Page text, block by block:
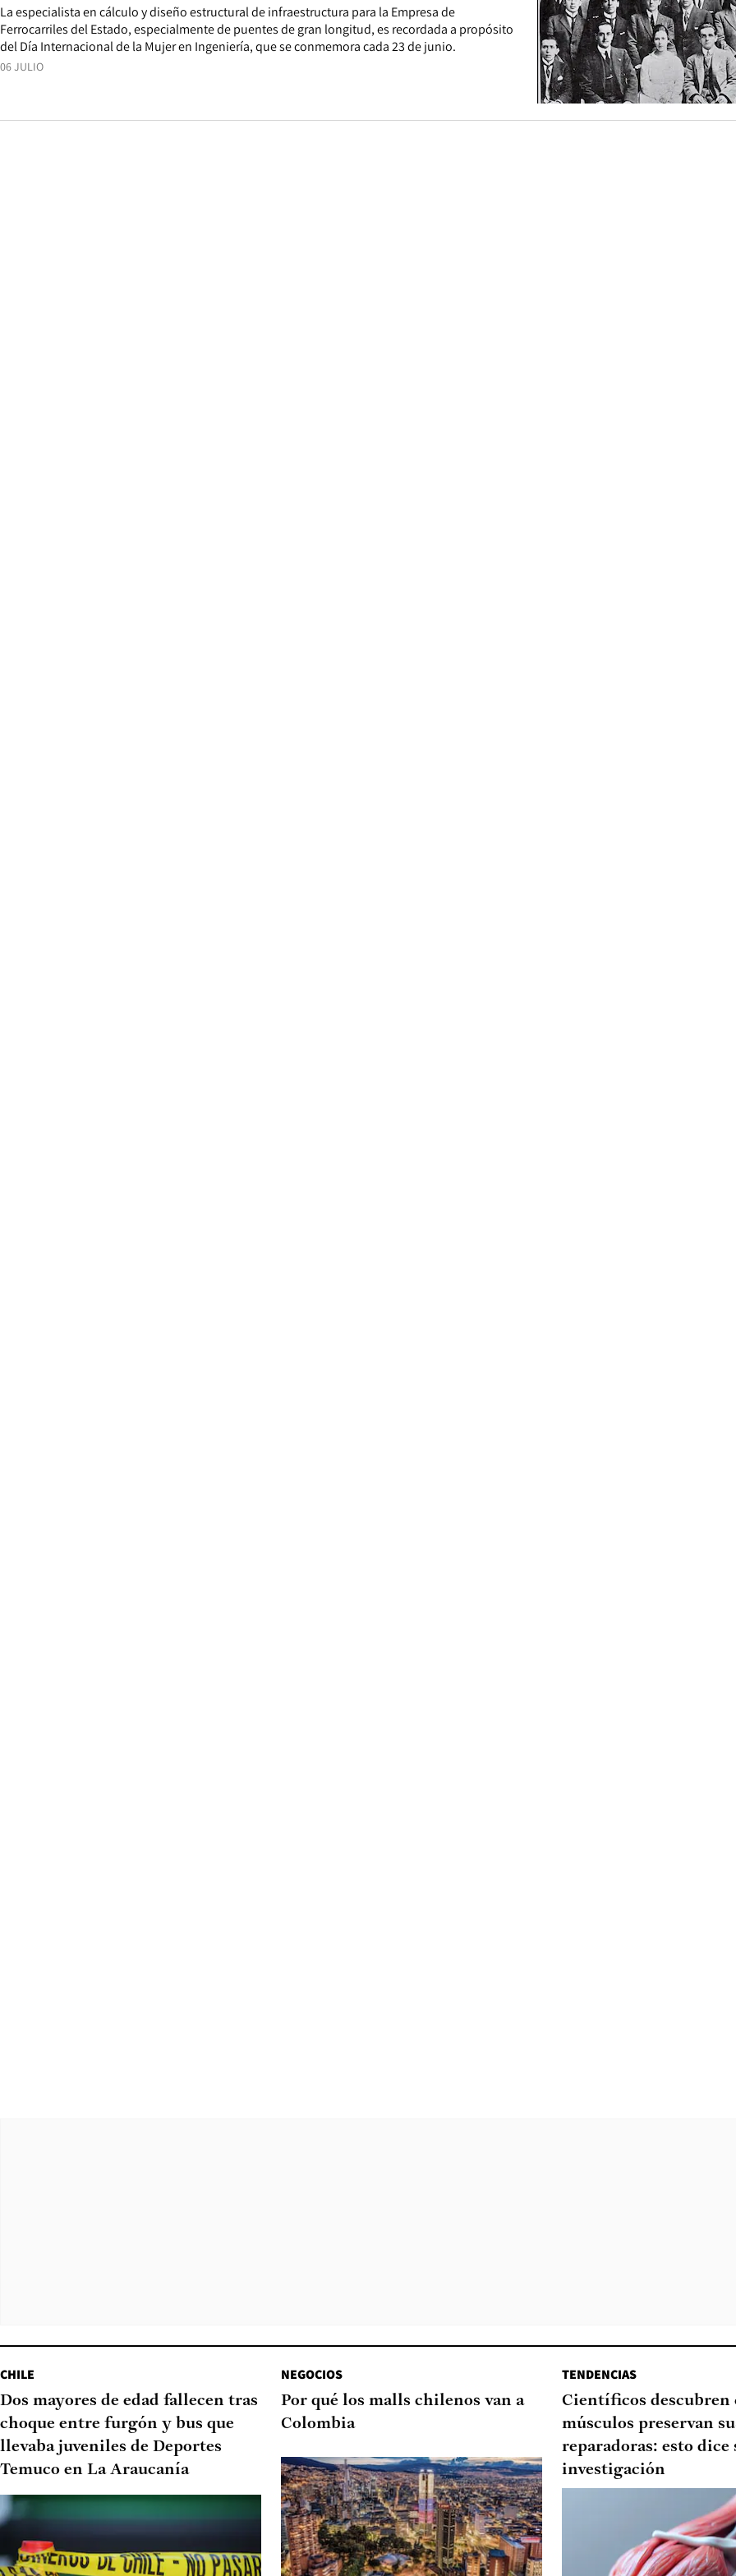
06 JULIO
La especialista en cálculo y diseño estructural de infraestructura para la Empresa de
Ferrocarriles del Estado, especialmente de puentes de gran longitud, es recordada a propósito
del Día Internacional de la Mujer en Ingeniería, que se conmemora cada 23 de junio.
CHILE
Dos mayores de edad fallecen tras
choque entre furgón y bus que
llevaba juveniles de Deportes
Temuco en La Araucanía
NEGOCIOS
Por qué los malls chilenos van a
Colombia
TENDENCIAS
Científicos descubren
músculos preservan
reparadoras: esto dice
investigación